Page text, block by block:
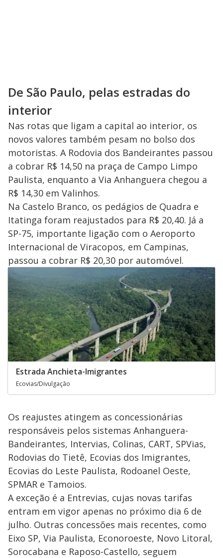
De São Paulo, pelas estradas do
interior
Nas rotas que ligam a capital ao interior, os
novos valores também pesam no bolso dos
motoristas. A Rodovia dos Bandeirantes passou
a cobrar R$ 14,50 na praça de Campo Limpo
Paulista, enquanto a Via Anhanguera chegou a
R$ 14,30 em Valinhos.
Na Castelo Branco, os pedágios de Quadra e
Itatinga foram reajustados para R$ 20,40. Já a
SP-75, importante ligação com o Aeroporto
Internacional de Viracopos, em Campinas,
passou a cobrar R$ 20,30 por automóvel.
Estrada Anchieta-Imigrantes
Ecovias/Divulgação
Os reajustes atingem as concessionárias
responsáveis pelos sistemas Anhanguera-
Bandeirantes, Intervias, Colinas, CART, SPVias,
Rodovias do Tietê, Ecovias dos Imigrantes,
Ecovias do Leste Paulista, Rodoanel Oeste,
SPMAR e Tamoios.
A exceção é a Entrevias, cujas novas tarifas
entram em vigor apenas no próximo dia 6 de
julho. Outras concessões mais recentes, como
Eixo SP, Via Paulista, Econoroeste, Novo Litoral,
Sorocabana e Raposo-Castello, seguem